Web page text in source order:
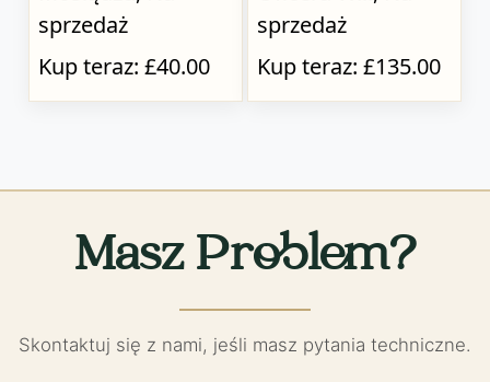
sprzedaż
Kup teraz: £40.00
sprzedaż
Kup teraz: £135.00
Masz Problem?
Skontaktuj się z nami, jeśli masz pytania techniczne.